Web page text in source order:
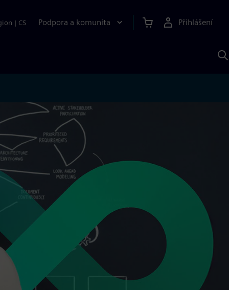
| CS Podpora a komunita
Přihlášení